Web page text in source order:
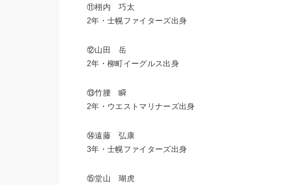
⑪栩内 巧太
2年・士幌ファイターズ出身
⑫山田 岳
2年・柳町イーグルス出身
⑬竹腰 瞬
2年・ウエストマリナーズ出身
⑭遠藤 弘康
3年・士幌ファイターズ出身
⑮堂山 瑚虎